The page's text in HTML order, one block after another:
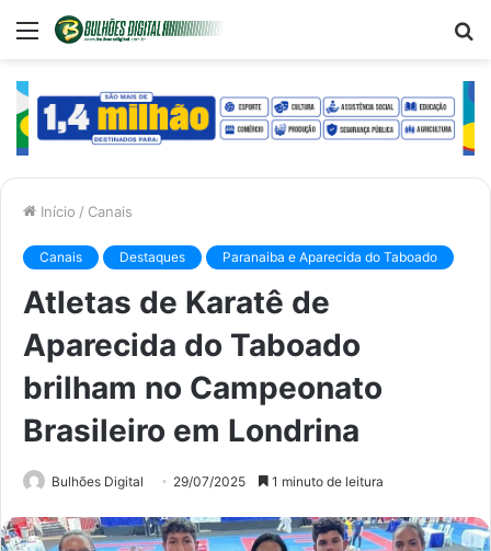
Menu
Início / Canais
Canais Destaques Paranaiba e Aparecida do Taboado
Atletas de Karatê de
Aparecida do Taboado
brilham no Campeonato
Brasileiro em Londrina
Bulhões Digital 29/07/2025 1 minuto de leitura